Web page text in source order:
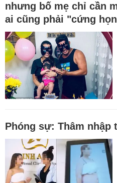
nhưng bố mẹ chỉ cần
ai cũng phải "cứng
Phóng sự: Thâm nhập